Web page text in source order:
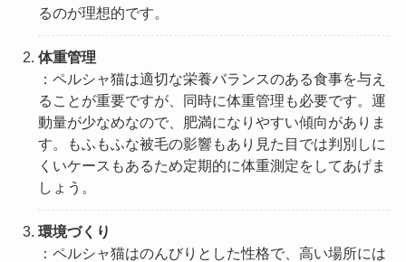
るのが理想的です。
体重管理
：ペルシャ猫は適切な栄養バランスのある食事を与え
ることが重要ですが、同時に体重管理も必要です。運
動量が少なめなので、肥満になりやすい傾向がありま
す。もふもふな被毛の影響もあり見た目では判別しに
くいケースもあるため定期的に体重測定をしてあげま
しょう。
環境づくり
：ペルシャ猫はのんびりとした性格で、高い場所には